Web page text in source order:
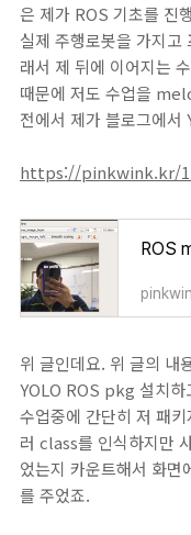
은 제가 ROS 기초를 진
실제 주행로봇을 가지고
래서 제 뒤에 이어지는
때문에 저도 수업을
전에서 제가 블로그에
https://pinkwink.kr/
위 글인데요. 위 글의 내
YOLO ROS pkg 설치하
수업중에 간단히 저 패
러 class를 인식하지만
었는지 카운트해서 화면
를 주었죠.